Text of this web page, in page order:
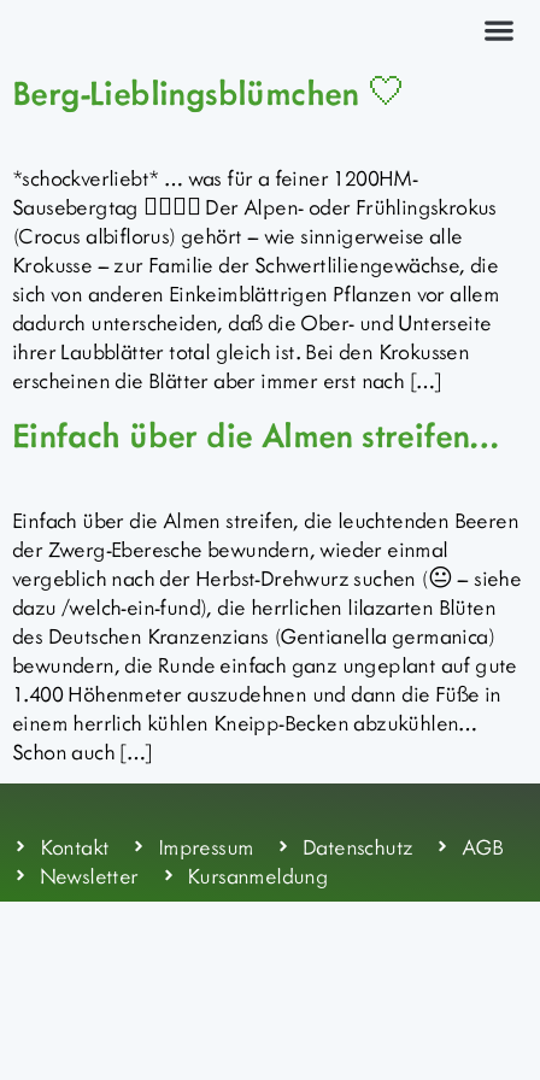
Berg-Lieblingsblümchen 🤍
*schockverliebt* … was für a feiner 1200HM-
Sausebergtag 🏃🏻‍♀️⛰️ Der Alpen- oder Frühlingskrokus
(Crocus albiflorus) gehört – wie sinnigerweise alle
Krokusse – zur Familie der Schwertliliengewächse, die
sich von anderen Einkeimblättrigen Pflanzen vor allem
dadurch unterscheiden, daß die Ober- und Unterseite
ihrer Laubblätter total gleich ist. Bei den Krokussen
erscheinen die Blätter aber immer erst nach […]
Einfach über die Almen streifen…
Einfach über die Almen streifen, die leuchtenden Beeren
der Zwerg-Eberesche bewundern, wieder einmal
vergeblich nach der Herbst-Drehwurz suchen (😐 – siehe
dazu /welch-ein-fund), die herrlichen lilazarten Blüten
des Deutschen Kranzenzians (Gentianella germanica)
bewundern, die Runde einfach ganz ungeplant auf gute
1.400 Höhenmeter auszudehnen und dann die Füße in
einem herrlich kühlen Kneipp-Becken abzukühlen…
Schon auch […]
Kontakt Impressum Datenschutz
AGB
Newsletter
Kursanmeldung